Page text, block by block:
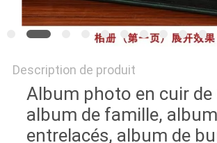
Description de produit
Album photo en cuir de
album de famille,
entrelacés, album de